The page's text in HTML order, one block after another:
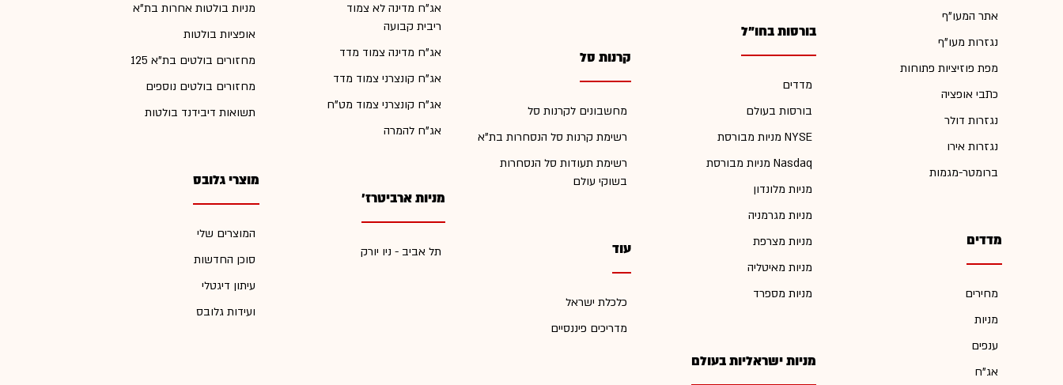
אתר המעו"ף
נגזרות מעו"ף
מפת פוזיציות פתוחות
כתבי אופציה
נגזרות דולר
נגזרות אירו
ברומטר-מגמות
מדדים
מחירים
מניות
ענפים
אג"ח
בורסות בחו"ל
מדדים
בורסות בעולם
מניות מבורסת NYSE
מניות מבורסת Nasdaq
מניות מלונדון
מניות מגרמניה
מניות מצרפת
מניות מאיטליה
מניות מספרד
מניות ישראליות בעולם
קרנות סל
מחשבונים לקרנות סל
רשימת קרנות סל הנסחרות בת"א
רשימת תעודות סל הנסחרות
בשוקי עולם
עוד
כלכלת ישראל
מדריכים פיננסיים
אג"ח מדינה לא צמוד
ריבית קבועה
אג"ח מדינה צמוד מדד
אג"ח קונצרני צמוד מדד
אג"ח קונצרני צמוד מט"ח
אג"ח להמרה
מניות ארביטרז'
תל אביב - ניו יורק
מניות בולטות אחרות בת"א
אופציות בולטות
מחזורים בולטים בת"א 125
מחזורים בולטים נוספים
תשואות דיבידנד בולטות
מוצרי גלובס
המוצרים שלי
סוכן החדשות
עיתון דיגטלי
ועידות גלובס